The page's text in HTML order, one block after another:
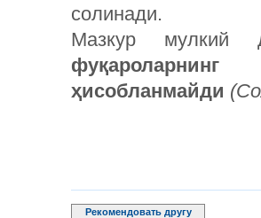
солинади.
Мазкур мулкий
ҳисобланмайди
Рекомендовать другу